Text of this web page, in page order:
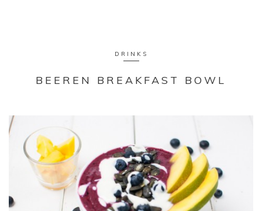
DRINKS
BEEREN BREAKFAST BOWL